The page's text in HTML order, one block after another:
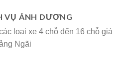
VỤ ÁNH DƯƠNG
loại xe 4 chỗ đến 16 chỗ giá
Ngãi